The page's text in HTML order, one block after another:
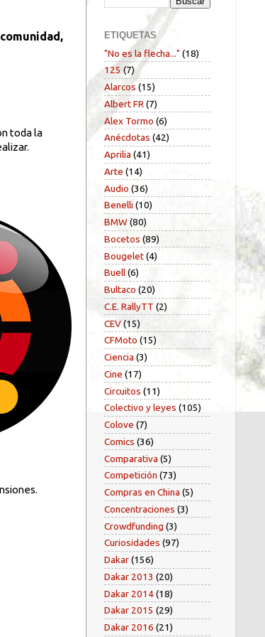
toda la
ETIQUETAS
"No es la flecha..." (18)
125 (7)
Alarcos (15)
Albert FR (7)
Alex Tormo (6)
Anécdotas (42)
Aprilia (41)
Arte (14)
Audio (36)
Benelli (10)
BMW (80)
Bocetos (89)
Bougelet(4)
Buell(6)
Bultaco (20)
C.E. RallyTT (2)
CEV(15)
CFMoto (15)
Ciencia (3)
Cine (17)
Circuitos (11)
Colectivo y leyes (105)
Colove (7)
Comics (36)
Comparativa (5)
Competición (73)
Compras en China (5)
Concentraciones (3)
Crowdfunding (3)
Curiosidades (97)
Dakar(156)
Dakar 2013 (20)
Dakar 2014(18)
Dakar 2015 (29)
Dakar 2016 (21)